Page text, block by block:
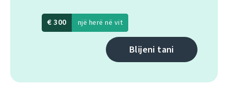
€ 300 një herë në vit
Blijeni tani